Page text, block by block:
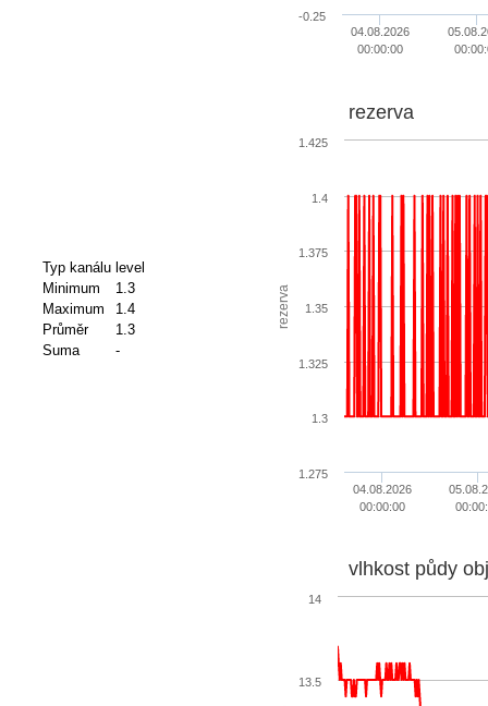
04.08.2026
00:00:00
-0.25
Typ kanálu level
Minimum
1.3
Maximum
1.4
Průměr
1.3
Suma
-
rezerva
rezerva
04.08.2026
00:00:00
1.275
1.3
1.325
1.35
1.375
1.4
1.425
vlhkost půdy
13.5
14